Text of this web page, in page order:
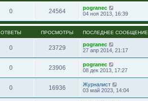
0 24564
pogranec
04 ноя 2013, 16:39
ОТВЕТЫ ПРОСМОТРЫ ПОСЛЕДНЕЕ СООБЩЕНИЕ
0 23729
pogranec
27 апр 2014, 21:17
0 23906
pogranec
08 дек 2013, 17:27
0 16936
Журналист
03 май 2023, 14:04